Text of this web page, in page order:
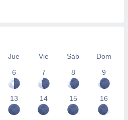
Jue Vie Sáb
Dom
6
7 8 9
13 14 15 16